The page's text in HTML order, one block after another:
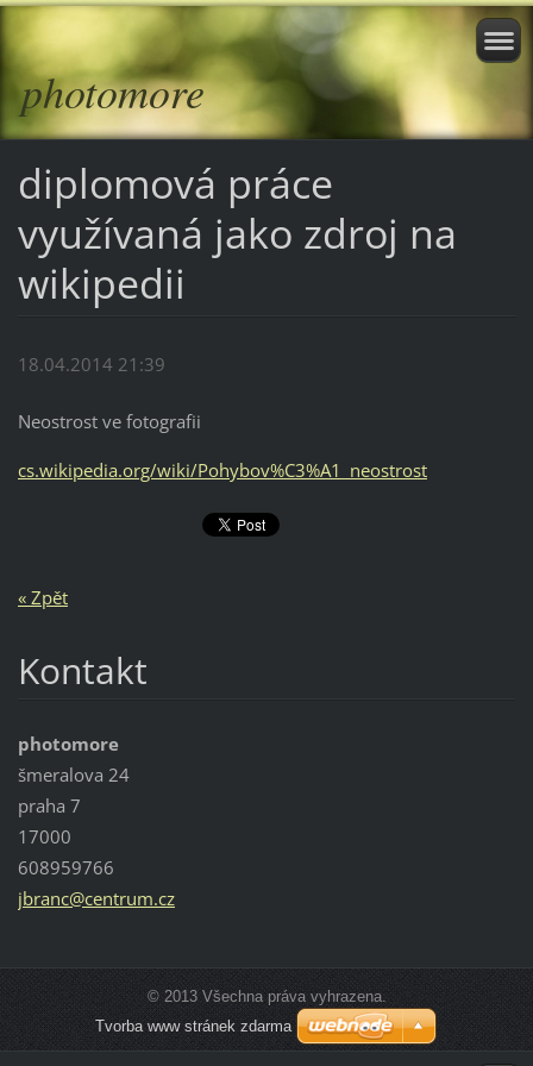
photomore
diplomová práce
využívaná jako zdroj na
wikipedii
18.04.2014 21:39
Neostrost ve fotografii
cs.wikipedia.org/wiki/Pohybov%C3%A1_neostrost
« Zpět
Kontakt
photomore
šmeralova 24
praha 7
17000
608959766
jbranc@centrum.cz
© 2013 Všechna práva vyhrazena.
Tvorba www stránek zdarma